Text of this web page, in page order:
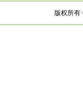
版权所有